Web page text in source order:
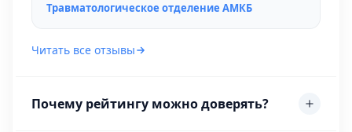
Травматологическое отделение АМКБ
Читать все отзывы
Почему рейтингу можно доверять?